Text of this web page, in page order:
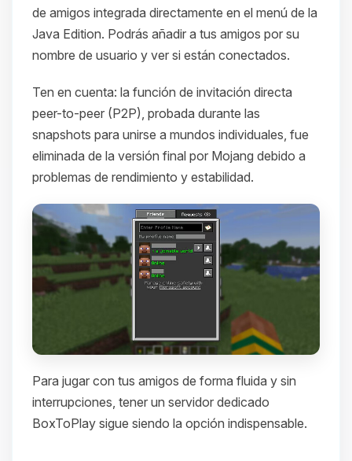
de amigos integrada directamente en el menú de la
Java Edition. Podrás añadir a tus amigos por su
nombre de usuario y ver si están conectados.
Ten en cuenta: la función de invitación directa
peer-to-peer (P2P), probada durante las
snapshots para unirse a mundos individuales, fue
eliminada de la versión final por Mojang debido a
problemas de rendimiento y estabilidad.
Para jugar con tus amigos de forma fluida y sin
interrupciones, tener un servidor dedicado
BoxToPlay sigue siendo la opción indispensable.